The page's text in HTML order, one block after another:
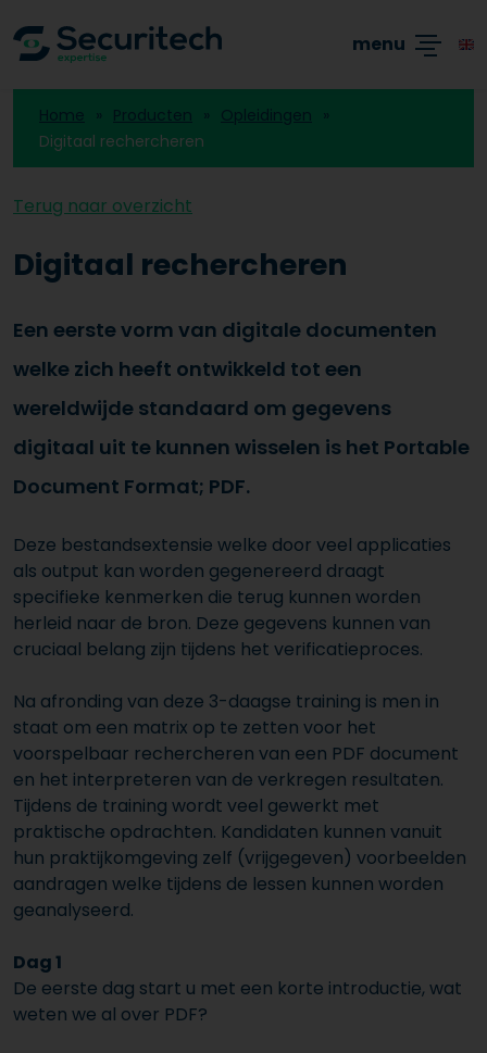
Academy
Producten
Branches
Blogs
menu
Home Producten
Opleidingen
Digitaal rechercheren
Terug naar overzicht
Digitaal rechercheren
Een eerste vorm van digitale documenten
welke zich heeft ontwikkeld tot een
wereldwijde standaard om gegevens
digitaal uit te kunnen wisselen is het Portable
Document Format; PDF.
Deze bestandsextensie welke door veel applicaties
als output kan worden gegenereerd draagt
specifieke kenmerken die terug kunnen worden
herleid naar de bron. Deze gegevens kunnen van
cruciaal belang zijn tijdens het verificatieproces.
Na afronding van deze 3-daagse training is men in
staat om een matrix op te zetten voor het
voorspelbaar rechercheren van een PDF document
en het interpreteren van de verkregen resultaten.
Tijdens de training wordt veel gewerkt met
praktische opdrachten. Kandidaten kunnen vanuit
hun praktijkomgeving zelf (vrijgegeven) voorbeelden
aandragen welke tijdens de lessen kunnen worden
geanalyseerd.
Dag 1
De eerste dag start u met een korte introductie, wat
weten we al over PDF?